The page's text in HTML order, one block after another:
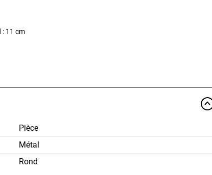
: 11 cm
Pièce
Métal
Rond